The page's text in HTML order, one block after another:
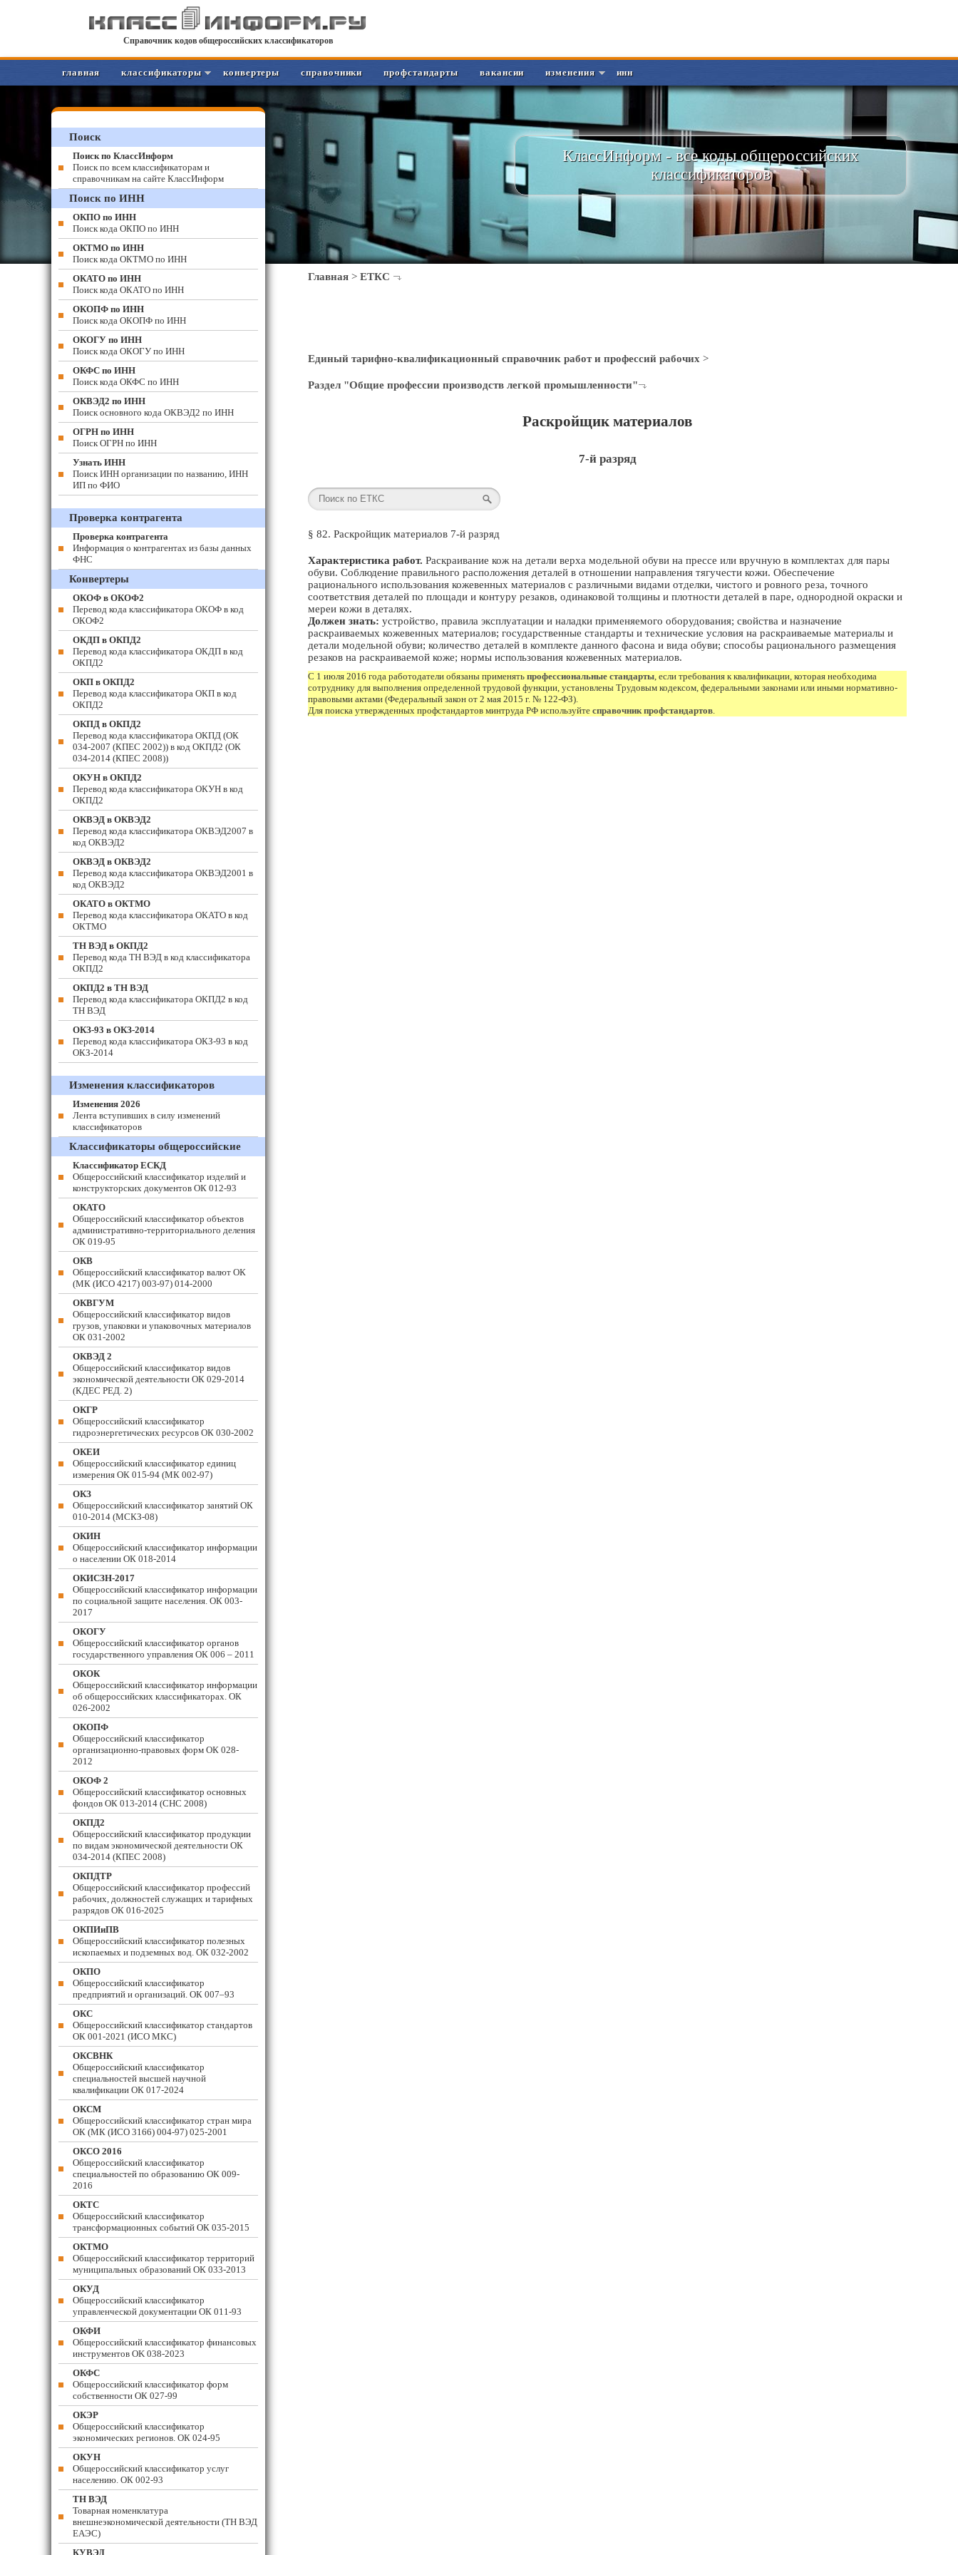
Справочник кодов общероссийских классификаторов
главная классификаторы конвертеры справочники профстандарты вакансии изменения инн
КлассИнформ - все коды общероссийских
классификаторов
Главная > ЕТКС
Единый тарифно-квалификационный справочник работ и профессий рабочих >
Раздел "Общие профессии производств легкой промышленности"
Раскройщик материалов
7-й разряд
§ 82. Раскройщик материалов 7-й разряд
Характеристика работ. Раскраивание кож на детали верха модельной обуви на прессе или вручную в комплектах для пары
обуви. Соблюдение правильного расположения деталей в отношении направления тягучести кожи. Обеспечение
рационального использования кожевенных материалов с различными видами отделки, чистого и ровного реза, точного
соответствия деталей по площади и контуру резаков, одинаковой толщины и плотности деталей в паре, однородной окраски и
мереи кожи в деталях.
Должен знать: устройство, правила эксплуатации и наладки применяемого оборудования; свойства и назначение
раскраиваемых кожевенных материалов; государственные стандарты и технические условия на раскраиваемые материалы и
детали модельной обуви; количество деталей в комплекте данного фасона и вида обуви; способы рационального размещения
резаков на раскраиваемой коже; нормы использования кожевенных материалов.
С 1 июля 2016 года работодатели обязаны применять профессиональные стандарты, если требования к квалификации, которая необходима
сотруднику для выполнения определенной трудовой функции, установлены Трудовым кодексом, федеральными законами или иными нормативно-
правовыми актами (Федеральный закон от 2 мая 2015 г. № 122-ФЗ).
Для поиска утвержденных профстандартов минтруда РФ используйте справочник профстандартов.
Поиск
Поиск по КлассИнформ
Поиск по всем классификаторам и
справочникам на сайте КлассИнформ
Поиск по ИНН
ОКПО по ИНН
Поиск кода ОКПО по ИНН
ОКТМО по ИНН
Поиск кода ОКТМО по ИНН
ОКАТО по ИНН
Поиск кода ОКАТО по ИНН
ОКОПФ по ИНН
Поиск кода ОКОПФ по ИНН
ОКОГУ по ИНН
Поиск кода ОКОГУ по ИНН
ОКФС по ИНН
Поиск кода ОКФС по ИНН
ОКВЭД2 по ИНН
Поиск основного кода ОКВЭД2 по ИНН
ОГРН по ИНН
Поиск ОГРН по ИНН
Узнать ИНН
Поиск ИНН организации по названию, ИНН
ИП по ФИО
Проверка контрагента
Проверка контрагента
Информация о контрагентах из базы данных
ФНС
Конвертеры
ОКОФ в ОКОФ2
Перевод кода классификатора ОКОФ в код
ОКОФ2
ОКДП в ОКПД2
Перевод кода классификатора ОКДП в код
ОКПД2
ОКП в ОКПД2
Перевод кода классификатора ОКП в код
ОКПД2
ОКПД в ОКПД2
Перевод кода классификатора ОКПД (ОК
034-2007 (КПЕС 2002)) в код ОКПД2 (ОК
034-2014 (КПЕС 2008))
ОКУН в ОКПД2
Перевод кода классификатора ОКУН в код
ОКПД2
ОКВЭД в ОКВЭД2
Перевод кода классификатора ОКВЭД2007 в
код ОКВЭД2
ОКВЭД в ОКВЭД2
Перевод кода классификатора ОКВЭД2001 в
код ОКВЭД2
ОКАТО в ОКТМО
Перевод кода классификатора ОКАТО в код
ОКТМО
ТН ВЭД в ОКПД2
Перевод кода ТН ВЭД в код классификатора
ОКПД2
ОКПД2 в ТН ВЭД
Перевод кода классификатора ОКПД2 в код
ТН ВЭД
ОКЗ-93 в ОКЗ-2014
Перевод кода классификатора ОКЗ-93 в код
ОКЗ-2014
Изменения классификаторов
Изменения 2026
Лента вступивших в силу изменений
классификаторов
Классификаторы общероссийские
Классификатор ЕСКД
Общероссийский классификатор изделий и
конструкторских документов ОК 012-93
ОКАТО
Общероссийский классификатор объектов
административно-территориального деления
ОК 019-95
ОКВ
Общероссийский классификатор валют ОК
(МК (ИСО 4217) 003-97) 014-2000
ОКВГУМ
Общероссийский классификатор видов
грузов, упаковки и упаковочных материалов
ОК 031-2002
ОКВЭД 2
Общероссийский классификатор видов
экономической деятельности ОК 029-2014
(КДЕС РЕД. 2)
ОКГР
Общероссийский классификатор
гидроэнергетических ресурсов ОК 030-2002
ОКЕИ
Общероссийский классификатор единиц
измерения ОК 015-94 (МК 002-97)
ОКЗ
Общероссийский классификатор занятий ОК
010-2014 (МСКЗ-08)
ОКИН
Общероссийский классификатор информации
о населении ОК 018-2014
ОКИСЗН-2017
Общероссийский классификатор информации
по социальной защите населения. ОК 003-
2017
ОКОГУ
Общероссийский классификатор органов
государственного управления ОК 006 – 2011
ОКОК
Общероссийский классификатор информации
об общероссийских классификаторах. ОК
026-2002
ОКОПФ
Общероссийский классификатор
организационно-правовых форм ОК 028-
2012
ОКОФ 2
Общероссийский классификатор основных
фондов ОК 013-2014 (СНС 2008)
ОКПД2
Общероссийский классификатор продукции
по видам экономической деятельности ОК
034-2014 (КПЕС 2008)
ОКПДТР
Общероссийский классификатор профессий
рабочих, должностей служащих и тарифных
разрядов ОК 016-2025
ОКПИиПВ
Общероссийский классификатор полезных
ископаемых и подземных вод. ОК 032-2002
ОКПО
Общероссийский классификатор
предприятий и организаций. ОК 007–93
ОКС
Общероссийский классификатор стандартов
ОК 001-2021 (ИСО МКС)
ОКСВНК
Общероссийский классификатор
специальностей высшей научной
квалификации ОК 017-2024
ОКСМ
Общероссийский классификатор стран мира
ОК (МК (ИСО 3166) 004-97) 025-2001
ОКСО 2016
Общероссийский классификатор
специальностей по образованию ОК 009-
2016
ОКТС
Общероссийский классификатор
трансформационных событий ОК 035-2015
ОКТМО
Общероссийский классификатор территорий
муниципальных образований ОК 033-2013
ОКУД
Общероссийский классификатор
управленческой документации ОК 011-93
ОКФИ
Общероссийский классификатор финансовых
инструментов OK 038-2023
ОКФС
Общероссийский классификатор форм
собственности ОК 027-99
ОКЭР
Общероссийский классификатор
экономических регионов. ОК 024-95
ОКУН
Общероссийский классификатор услуг
населению. ОК 002-93
ТН ВЭД
Товарная номенклатура
внешнеэкономической деятельности (ТН ВЭД
ЕАЭС)
КУВЭД